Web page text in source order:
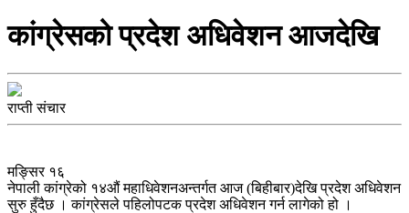
कांग्रेसको प्रदेश अधिवेशन आजदेखि
राप्ती संचार
मङ्सिर १६
नेपाली कांग्रेको १४औं महाधिवेशनअन्तर्गत आज (बिहीबार)देखि प्रदेश अधिवेशन
सुरु हुँदैछ । कांग्रेसले पहिलोपटक प्रदेश अधिवेशन गर्न लागेको हो ।